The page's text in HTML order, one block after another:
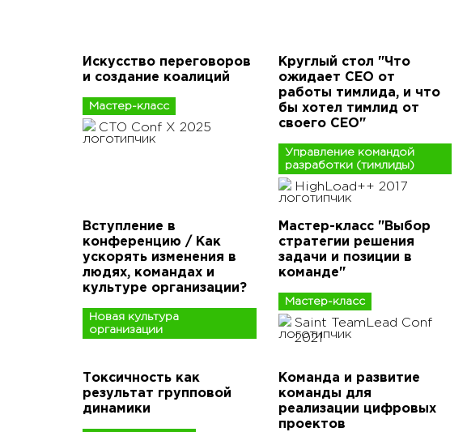
Искусство переговоров
и создание коалиций
Мастер-класс
CTO Conf X 2025
Круглый стол "Что
ожидает CEO от
работы тимлида, и что
бы хотел тимлид от
своего CEO"
Управление командой
разработки (тимлиды)
HighLoad++ 2017
Вступление в
конференцию / Как
ускорять изменения в
людях, командах и
культуре организации?
Новая культура
организации
Мастер-класс "Выбор
стратегии решения
задачи и позиции в
команде"
Мастер-класс
Saint TeamLead Conf
2021
Токсичность как
результат групповой
динамики
Команда и развитие
команды для
реализации цифровых
проектов